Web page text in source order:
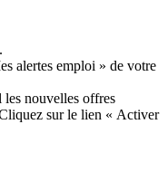
alertes emploi » de votre
les nouvelles offres
sur le lien « Activer